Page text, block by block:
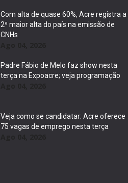
Com alta de quase 60%, Acre registra a
2ª maior alta do país na emissão de
CNHs
Padre Fábio de Melo faz show nesta
terça na Expoacre; veja programação
Veja como se candidatar: Acre oferece
75 vagas de emprego nesta terça